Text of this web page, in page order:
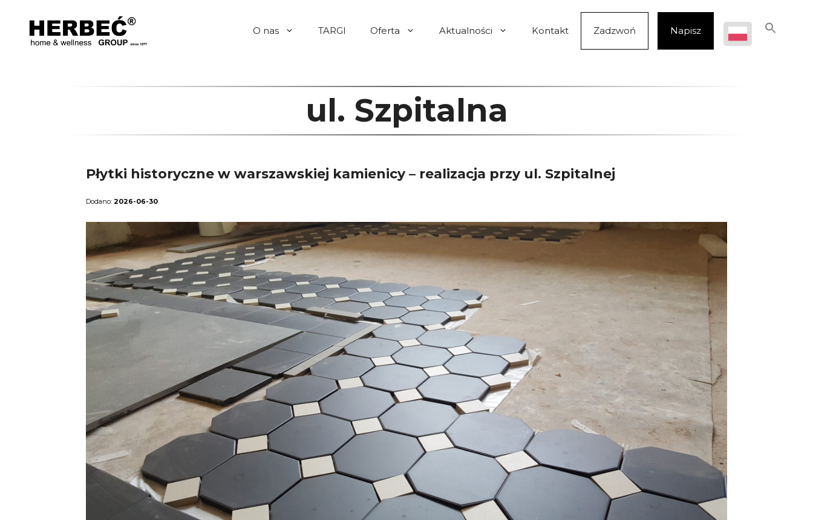
O nas TARGI Oferta Aktualności Kontakt Zadzwoń Napisz
ul. Szpitalna
Płytki historyczne w warszawskiej kamienicy – realizacja przy ul. Szpitalnej
2026-06-30